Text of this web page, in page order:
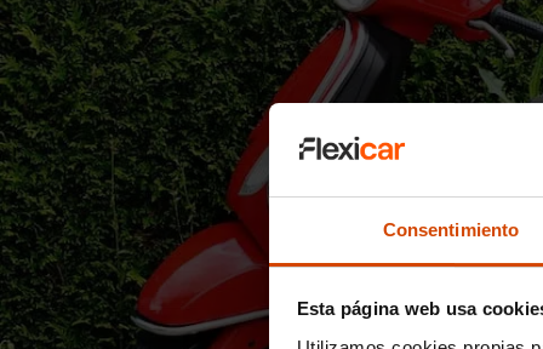
Consentimiento
Esta página web usa